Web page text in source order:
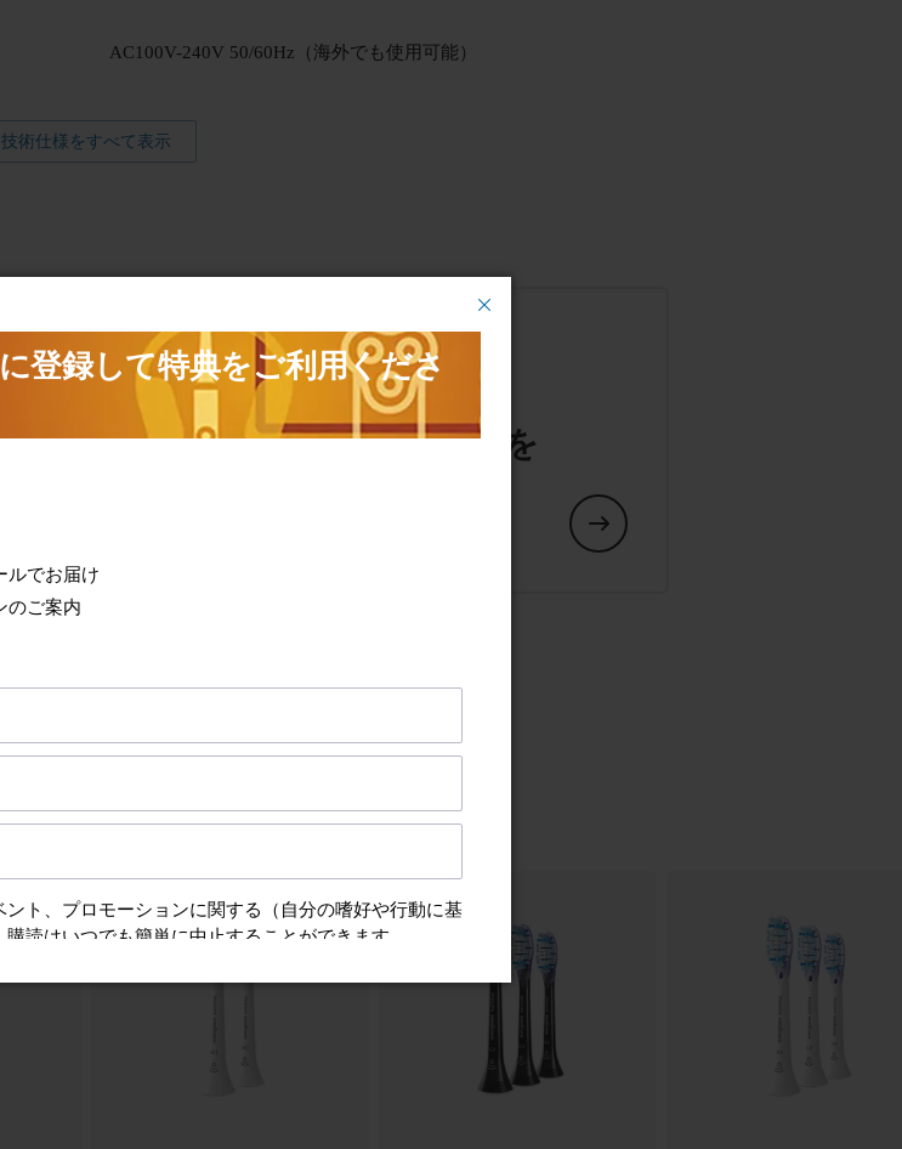
AC100V-240V 50/60Hz（海外でも使用可能）
技術仕様をすべて表示
アクセサリーや交換部品を